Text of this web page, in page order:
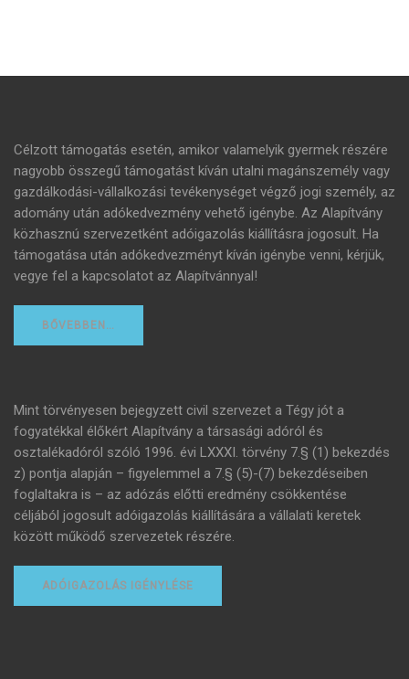
Célzott támogatás esetén, amikor valamelyik gyermek részére
nagyobb összegű támogatást kíván utalni magánszemély vagy
gazdálkodási-vállalkozási tevékenységet végző jogi személy, az
adomány után adókedvezmény vehető igénybe. Az Alapítvány
közhasznú szervezetként adóigazolás kiállításra jogosult. Ha
támogatása után adókedvezményt kíván igénybe venni, kérjük,
vegye fel a kapcsolatot az Alapítvánnyal!
BŐVEBBEN…
Mint törvényesen bejegyzett civil szervezet a Tégy jót a
fogyatékkal élőkért Alapítvány a társasági adóról és
osztalékadóról szóló 1996. évi LXXXI. törvény 7.§ (1) bekezdés
z) pontja alapján – figyelemmel a 7.§ (5)-(7) bekezdéseiben
foglaltakra is – az adózás előtti eredmény csökkentése
céljából jogosult adóigazolás kiállítására a vállalati keretek
között működő szervezetek részére.
ADÓIGAZOLÁS IGÉNYLÉSE